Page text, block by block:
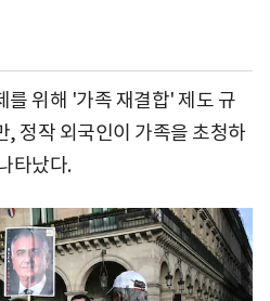
를 위해 '가족 재결합' 제도 규
, 정작 외국인이 가족을 초청하
타났다.